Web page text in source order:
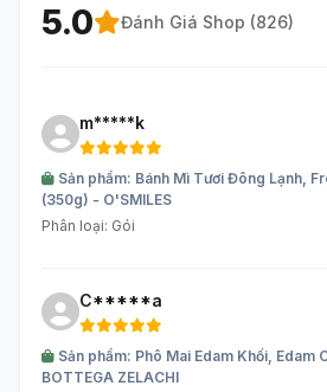
5.0 Đánh Giá Shop (826)
m*****k
Sản phẩm: Bánh Mì Tươi Đông Lạnh,
(350g) - O'SMILES
Phân loại: Gói
C*****a
Sản phẩm: Phô Mai Edam Khối, Edam
BOTTEGA ZELACHI